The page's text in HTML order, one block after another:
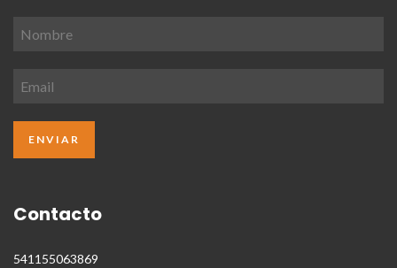
Contacto
541155063869